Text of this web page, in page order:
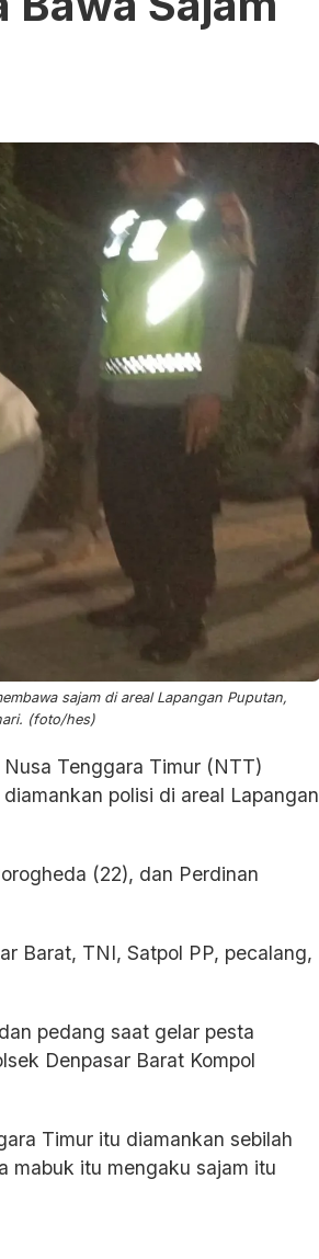
sajam di areal Lapangan Puputan,
(foto/hes)
Tenggara Timur (NTT)
polisi di areal Lapangan
(22), dan Perdinan
Barat, TNI, Satpol PP, pecalang,
pedang saat gelar pesta
Denpasar Barat Kompol
Timur itu diamankan sebilah
mabuk itu mengaku sajam itu